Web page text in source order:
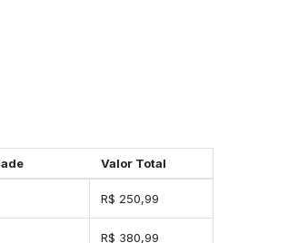
Valor Total
R$ 250,99
R$ 380,99